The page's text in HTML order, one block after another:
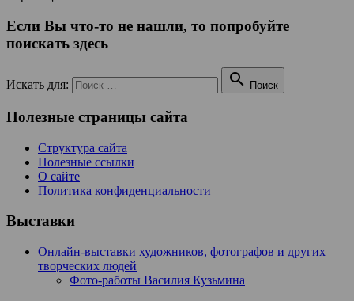
Если Вы что-то не нашли, то попробуйте
поискать здесь
Искать для:  Поиск
Полезные страницы сайта
Структура сайта
Полезные ссылки
О сайте
Политика конфиденциальности
Выставки
Онлайн-выставки художников, фотографов и других
творческих людей
Фото-работы Василия Кузьмина